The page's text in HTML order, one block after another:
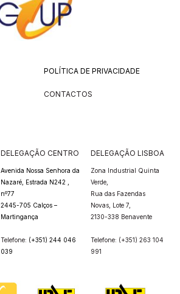
POLÍTICA DE PRIVACIDADE
CONTACTOS
DELEGAÇÃO CENTRO
Avenida Nossa Senhora da
Nazaré, Estrada N242 ,
nº77
2445-705 Calços –
Martingança
Telefone: (+351) 244 046
039
DELEGAÇÃO LISBOA
Zona Industrial Quinta
Verde,
Rua das Fazendas
Novas, Lote 7,
2130-338 Benavente
Telefone: (+351) 263 104
991